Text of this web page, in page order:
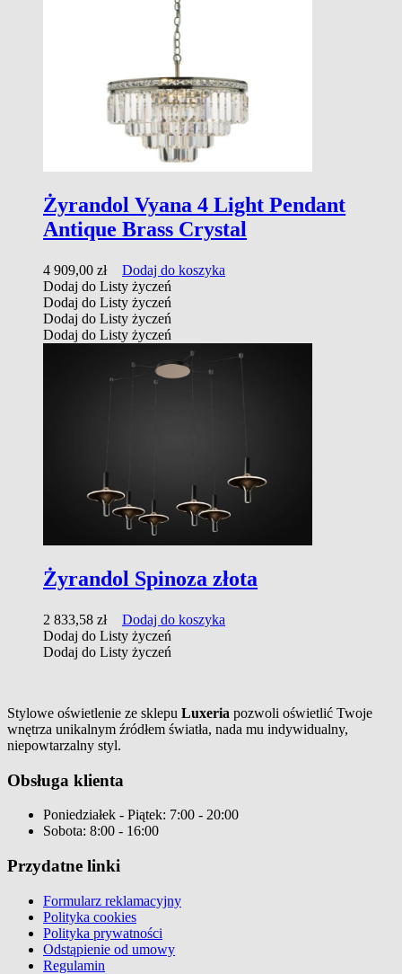
Żyrandol Vyana 4 Light Pendant
Antique Brass Crystal
4 909,00 zł
Dodaj do koszyka
Dodaj do Listy życzeń
Dodaj do Listy życzeń
Dodaj do Listy życzeń
Dodaj do Listy życzeń
Żyrandol Spinoza złota
2 833,58 zł
Dodaj do koszyka
Dodaj do Listy życzeń
Dodaj do Listy życzeń
Stylowe oświetlenie ze sklepu Luxeria pozwoli oświetlić Twoje
wnętrza unikalnym źródłem światła, nada mu indywidualny,
niepowtarzalny styl.
Obsługa klienta
Poniedziałek - Piątek: 7:00 - 20:00
Sobota: 8:00 - 16:00
Przydatne linki
Formularz reklamacyjny
Polityka cookies
Polityka prywatności
Odstąpienie od umowy
Regulamin